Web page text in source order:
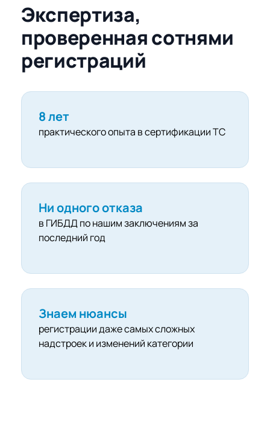
Экспертиза,
проверенная сотнями
регистраций
8 лет
практического опыта в сертификации ТС
Ни одного отказа
в ГИБДД по нашим заключениям за
последний год
Знаем нюансы
регистрации даже самых сложных
надстроек и изменений категории